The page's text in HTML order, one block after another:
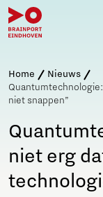
Home
Nieuws
niet snappen”
niet erg